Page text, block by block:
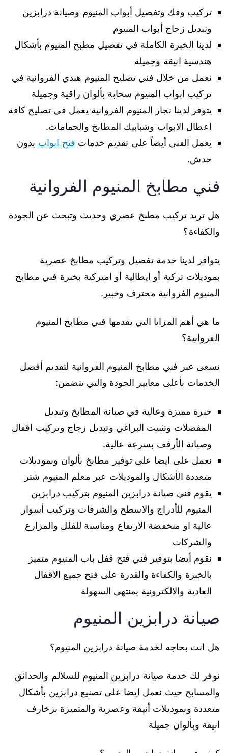
تركيب وفك وتفصيل أبواب المنيوم وصيانة درابزين
وتبديل زجاج أبواب المنيوم
لدينا الخبرة الكاملة في تفصيل مطبخ المنيوم بأشكال
هندسية انيقة وجميلة
نعمل من خلال فني تصليح المنيوم هندي الفروانية في
تركيب ابواب المنيوم سحابة بألوان راقية وجميلة
يتوفر لدينا نجار المنيوم الفروانية يعمل في تصليح كافة
اعطال الابواب وشبابيك المطابخ والحمامات.
يعمل الفني أيضاً على تقديم خدمات فتح ابواب بدون
خدش.
فني مطابخ المنيوم الفروانية
هل تريد تركيب مطبخ عصري وحديث وتبحث عن الجودة
والكفاءة؟
يتوافر لدينا خدمة تفصيل وتركيب مطابخ عصرية
بموديلات تركية أو ايطالية أو اميركية بخبرة فني مطابخ
المنيوم الفروانية محترف وخبير.
ما هي أهم المزايا التي يقدمها فني مطابخ المنيوم
الفروانية؟
نسعى عبر فني مطابخ المنيوم الفروانية لتقديم أفضل
الخدمات بأعلى معايير الجودة والتي تتضمن:
خبرة مميزة وعالية في صيانة المطابخ وتبديل
المفصلات وتثبيت البراغي وتبديل زجاج وتركيب اقفال
وصيانة الأرفف بسرعة عالية.
نعمل على ايضا على توفير مطابخ بألوان وبموديلات
متعددة الأشكال والموديلات عبر معلم المنيوم شتر
يقوم فني صيانة درابزين المنيوم بتركيب درابزين
المنيوم للأدراج والاسطح والشرفات وتركيب أسوار
عالية او منخفضة الارتفاع ومناسبة للفلل والمزارع
والشركات
نقوم أيضا بتوفير فني فتح قفل باب المنيوم متميز
بالخبرة والكفاءة والقدرة على فتح جميع الاقفال
العادية والالكترونية بمنتهى السهولة
صيانة درابزين المنيوم
هل انت بحاجه لخدمة صيانة درابزين المنيوم؟
نوفر لك خدمة صيانة درابزين المنيوم للسلالم والحدائق
والمسابح حيث نعمل ايضا على تصنيع درابزين بأشكال
متعددة وبموديلات أنيقة وعصرية والمتميزة بزخارف
انيقة وبألوان جميلة